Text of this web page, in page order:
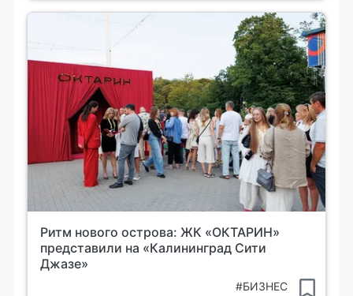
Ритм нового острова: ЖК «ОКТАРИН»
представили на «Калининград Сити
Джазе»
#БИЗНЕС